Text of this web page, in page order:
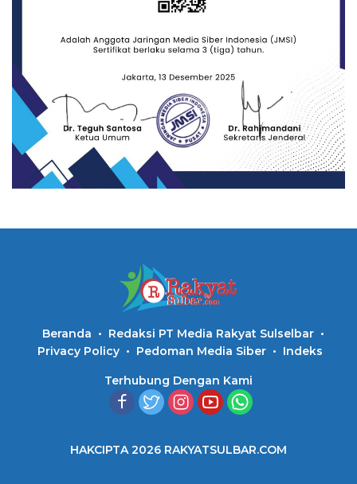
Beranda
Redaksi PT Media Rakyat Sulselbar
Privacy Policy
Pedoman Media Siber Indeks
Terhubung Dengan Kami
HAKCIPTA 2026 RAKYATSULBAR.COM